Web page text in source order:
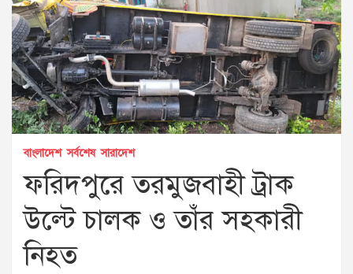
বাংলাদেশ সর্বশেষ সারাদেশ
ফরিদপুরে তরমুজবাহী ট্রাক
উল্টে চালক ও তাঁর সহকারী
নিহত